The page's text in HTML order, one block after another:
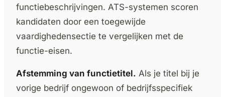
functiebeschrijvingen. ATS-systemen scoren
kandidaten door een toegewijde
vaardighedensectie te vergelijken met de
functie-eisen.
Afstemming van functietitel. Als je titel bij je
vorige bedrijf ongewoon of bedrijfsspecifiek